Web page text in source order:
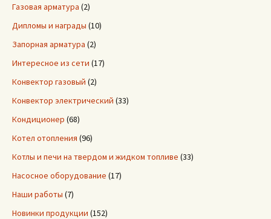
Газовая арматура (2)
Дипломы и награды (10)
Запорная арматура (2)
Интересное из сети (17)
Конвектор газовый (2)
Конвектор электрический (33)
Кондиционер (68)
Котел отопления (96)
Котлы и печи на твердом и жидком топливе (33)
Насосное оборудование (17)
Наши работы (7)
Новинки продукции (152)